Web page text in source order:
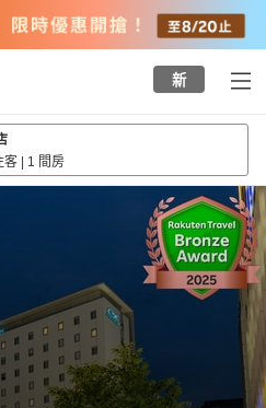
新
客 | 1 間房